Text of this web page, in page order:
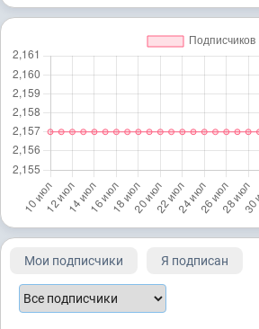
Мои подписчики Я подписан